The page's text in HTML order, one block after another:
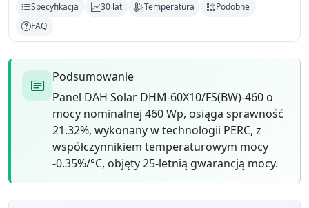
Specyfikacja
30 lat Temperatura
Podobne
FAQ
Podsumowanie
Panel DAH Solar DHM-60X10/FS(BW)-460 o
mocy nominalnej 460 Wp, osiąga sprawność
21.32%, wykonany w technologii PERC, z
współczynnikiem temperaturowym mocy
-0.35%/°C, objęty 25-letnią gwarancją mocy.